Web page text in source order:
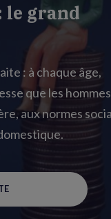
le grand
: à chaque âge,
que les
aux normes